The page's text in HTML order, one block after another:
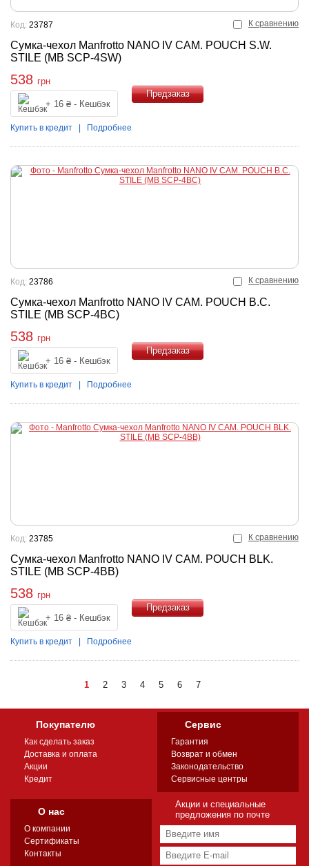
К сравнению
Сумка-чехол Manfrotto NANO IV CAM. POUCH S.W.
STILE (MB SCP-4SW)
Код: 23787
538 грн
+ 16 ₴ - Кешбэк
Купить в кредит Подробнее
К сравнению
Сумка-чехол Manfrotto NANO IV CAM. POUCH B.C.
STILE (MB SCP-4BC)
Код: 23786
538 грн
+ 16 ₴ - Кешбэк
Купить в кредит Подробнее
К сравнению
Сумка-чехол Manfrotto NANO IV CAM. POUCH BLK.
STILE (MB SCP-4BB)
Код: 23785
538 грн
+ 16 ₴ - Кешбэк
Купить в кредит Подробнее
1 2 3 4 5 6 7
Покупателю
Как сделать заказ
Доставка и оплата
Акции
Кредит
Сервис
Гарантия
Возврат и обмен
Законодательство
Сервисные центры
О нас
О компании
Сертификаты
Контакты
Акции и специальные
предложения по почте